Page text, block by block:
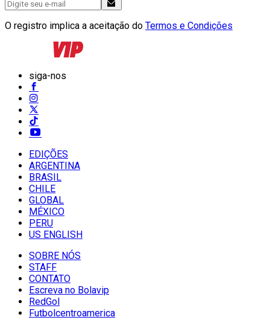
O registro implica a aceitação do Termos e Condições
siga-nos
EDIÇÕES
ARGENTINA
BRASIL
CHILE
GLOBAL
MÉXICO
PERU
US ENGLISH
SOBRE NÓS
STAFF
CONTATO
Escreva no Bolavip
RedGol
Futbolcentroamerica